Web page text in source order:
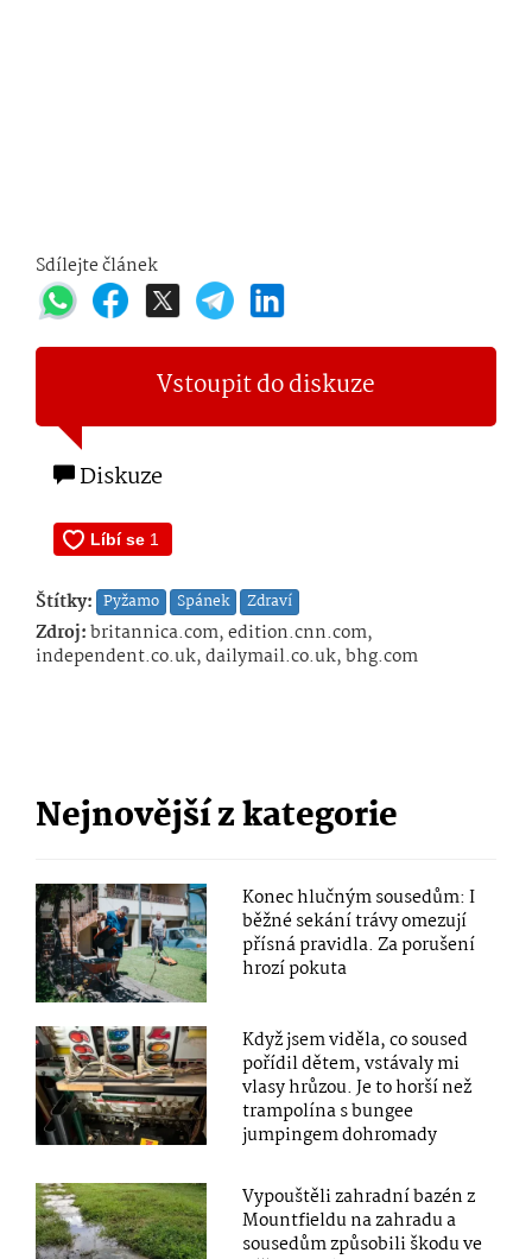
Sdílejte článek
Vstoupit do diskuze
Diskuze
Štítky: Pyžamo Spánek Zdraví
Zdroj:britannica.com, edition.cnn.com,
independent.co.uk, dailymail.co.uk, bhg.com
Nejnovější z kategorie
Konec hlučným sousedům: I
běžné sekání trávy omezují
přísná pravidla. Za porušení
hrozí pokuta
Když jsem viděla, co soused
pořídil dětem, vstávaly mi
vlasy hrůzou. Je to horší než
trampolína s bungee
jumpingem dohromady
Vypouštěli zahradní bazén z
Mountfieldu na zahradu a
sousedům způsobili škodu ve